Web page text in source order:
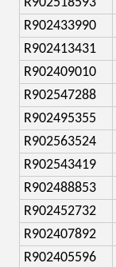
R902433990
R902413431
R902409010
R902547288
R902495355
R902563524
R902543419
R902488853
R902452732
R902407892
R902405596